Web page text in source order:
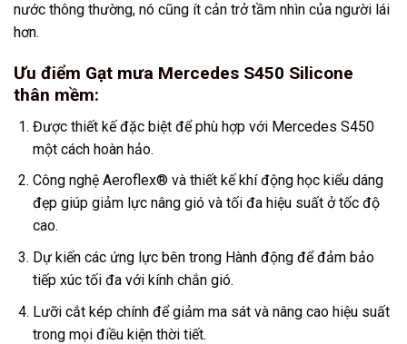
nước thông thường, nó cũng ít cản trở tầm nhìn của người lái
hơn.
Ưu điểm Gạt mưa Mercedes S450 Silicone
thân mềm:
Được thiết kế đặc biệt để phù hợp với Mercedes S450
một cách hoàn hảo.
Công nghệ Aeroflex® và thiết kế khí động học kiểu dáng
đẹp giúp giảm lực nâng gió và tối đa hiệu suất ở tốc độ
cao.
Dự kiến các ứng lực bên trong Hành động để đảm bảo
tiếp xúc tối đa với kính chắn gió.
Lưỡi cắt kép chính để giảm ma sát và nâng cao hiệu suất
trong mọi điều kiện thời tiết.